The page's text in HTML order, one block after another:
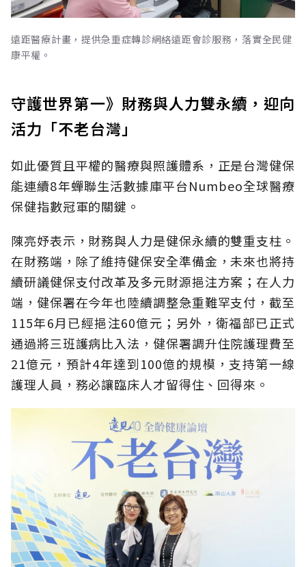
遠距醫療計畫，提供急重症轉診網絡遠距會診服務，落實全民健
康平權。
守護世界第一》財務與人力雙永續，迎向
活力「不老台灣」
如此優質且平權的醫療與照護體系，正是台灣健保
能連續8年蟬聯生活數據庫平台Numbeo全球醫療
保健指數冠軍的關鍵。
陳亮妤表示，財務與人力是健保永續的雙重支柱。
在財務端，除了維持健保安全準備金，未來也將持
續研議健保支付改革及多元財源挹注方案；在人力
端，健保署在今年也陸續調整急重難罕支付，截至
115年6月已經挹注60億元；另外，衛福部已正式
通過將三班護病比入法，健保署調升住院護理費至
21億元，預計4年達到100億的規模，支持第一線
護理人員，務必讓臨床人才留得住、回得來。